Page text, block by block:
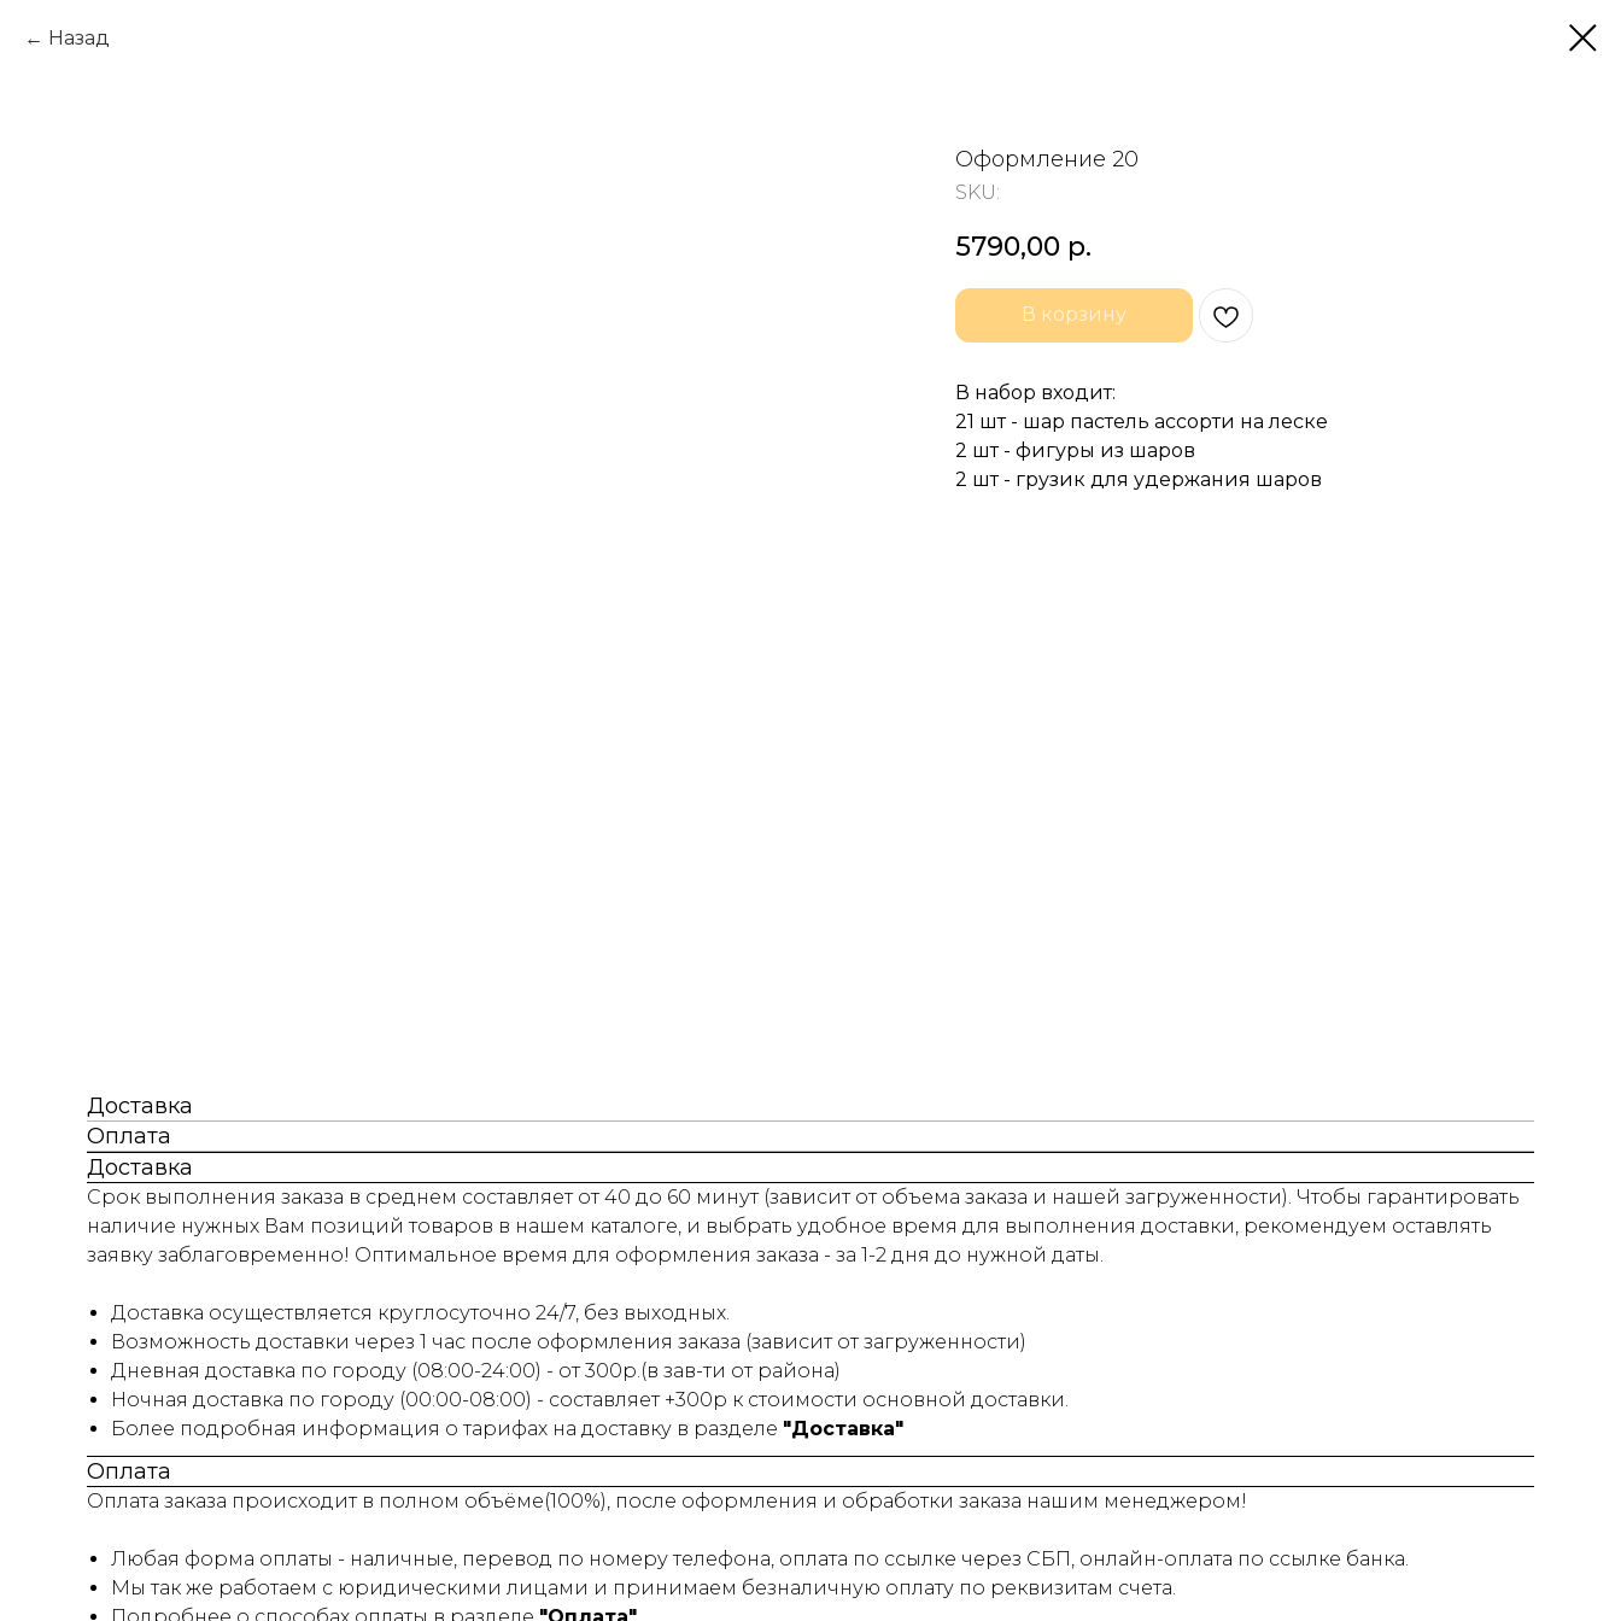
Назад
Оформление 20
SKU:
5790,00 р.
В корзину
В набор входит:
21 шт - шар пастель ассорти на леске
2 шт - фигуры из шаров
2 шт - грузик для удержания шаров
Доставка
Оплата
Доставка
Срок выполнения заказа в среднем составляет от 40 до 60 минут (зависит от объема заказа и нашей загруженности). Чтобы гарантировать
наличие нужных Вам позиций товаров в нашем каталоге, и выбрать удобное время для выполнения доставки, рекомендуем оставлять
заявку заблаговременно! Оптимальное время для оформления заказа - за 1-2 дня до нужной даты.
Доставка осуществляется круглосуточно 24/7, без выходных.
Возможность доставки через 1 час после оформления заказа (зависит от загруженности)
Дневная доставка по городу (08:00-24:00) - от 300р.(в зав-ти от района)
Ночная доставка по городу (00:00-08:00) - составляет +300р к стоимости основной доставки.
Более подробная информация о тарифах на доставку в разделе "Доставка"
Оплата
Оплата заказа происходит в полном объёме(100%), после оформления и обработки заказа нашим менеджером!
Любая форма оплаты - наличные, перевод по номеру телефона, оплата по ссылке через СБП, онлайн-оплата по ссылке банка.
Мы так же работаем с юридическими лицами и принимаем безналичную оплату по реквизитам счета.